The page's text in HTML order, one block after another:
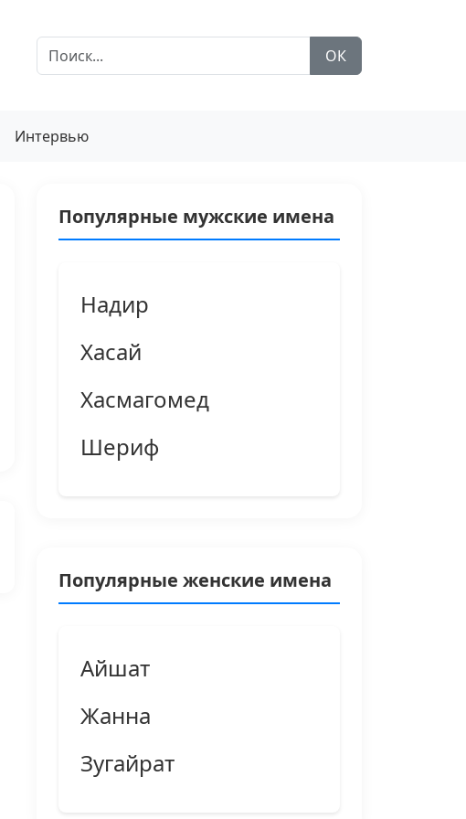
ОК
Интервью
Популярные мужские имена
Надир
Хасай
Хасмагомед
Шериф
Популярные женские имена
Айшат
Жанна
Зугайрат